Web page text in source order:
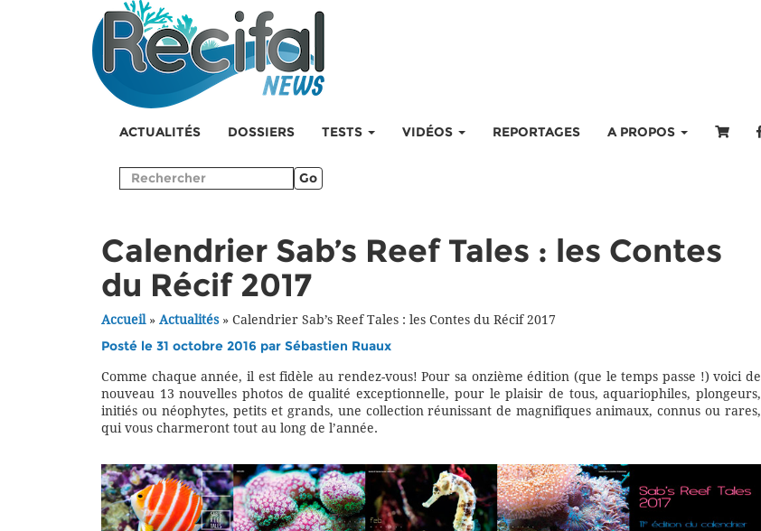
ACTUALITÉS DOSSIERS TESTS VIDÉOS REPORTAGES A PROPOS
Go
Calendrier Sab’s Reef Tales : les Contes
du Récif 2017
Accueil» Actualités» Calendrier Sab’s Reef Tales : les Contes du Récif 2017
Posté le 31 octobre 2016 par Sébastien Ruaux
Comme chaque année, il est fidèle au rendez-vous! Pour sa onzième édition (que le temps passe !) voici de
nouveau 13 nouvelles photos de qualité exceptionnelle, pour le plaisir de tous, aquariophiles, plongeurs,
initiés ou néophytes, petits et grands, une collection réunissant de magnifiques animaux, connus ou rares,
qui vous charmeront tout au long de l’année.